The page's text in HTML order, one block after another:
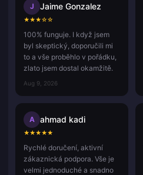
J Jaime Gonzalez
★★★☆☆
100% funguje. I když jsem
byl skeptický, doporučili mi
to a vše proběhlo v pořádku,
zlato jsem dostal okamžitě.
Aug 9, 2026
A ahmad kadi
★★★★★
Rychlé doručení, aktivní
zákaznická podpora. Vše je
velmi jednoduché a snadno